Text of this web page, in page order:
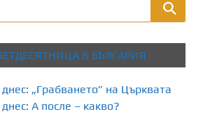
В БЪЛГАРИЯ
„Грабването” на Църквата
А после – какво?